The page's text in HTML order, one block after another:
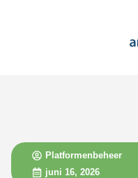
Platformenbeheer
juni 16, 2026